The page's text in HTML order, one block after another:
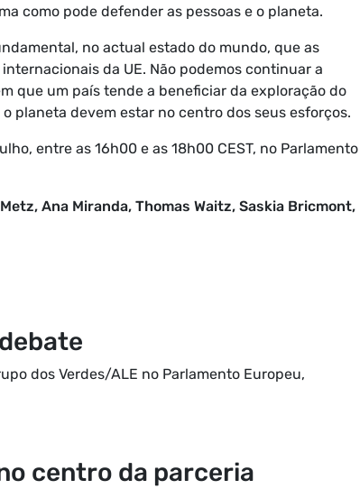
como pode defender as pessoas e o planeta.
no actual estado do mundo, que as
da UE. Não podemos continuar a
que um país tende a beneficiar da exploração do
planeta devem estar no centro dos seus esforços.
entre as 16h00 e as 18h00 CEST, no Parlamento
Ana Miranda, Thomas Waitz, Saskia Bricmont,
dos Verdes/ALE no Parlamento Europeu,
centro da parceria